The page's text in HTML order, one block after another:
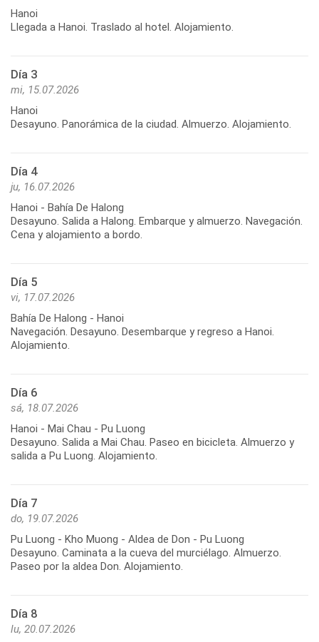
Hanoi
Llegada a Hanoi. Traslado al hotel. Alojamiento.
Día 3
mi, 15.07.2026
Hanoi
Día 4
ju, 16.07.2026
Hanoi - Bahía De Halong
Desayuno. Salida a Halong. Embarque y almuerzo. Navegación.
Cena y alojamiento a bordo.
Día 5
vi, 17.07.2026
Bahía De Halong - Hanoi
Navegación. Desayuno. Desembarque y regreso a Hanoi.
Alojamiento.
Día 6
sá, 18.07.2026
Hanoi - Mai Chau - Pu Luong
Desayuno. Salida a Mai Chau. Paseo en bicicleta. Almuerzo y
salida a Pu Luong. Alojamiento.
Día 7
do, 19.07.2026
Pu Luong - Kho Muong - Aldea de Don - Pu Luong
Desayuno. Caminata a la cueva del murciélago. Almuerzo.
Paseo por la aldea Don. Alojamiento.
Día 8
lu, 20.07.2026